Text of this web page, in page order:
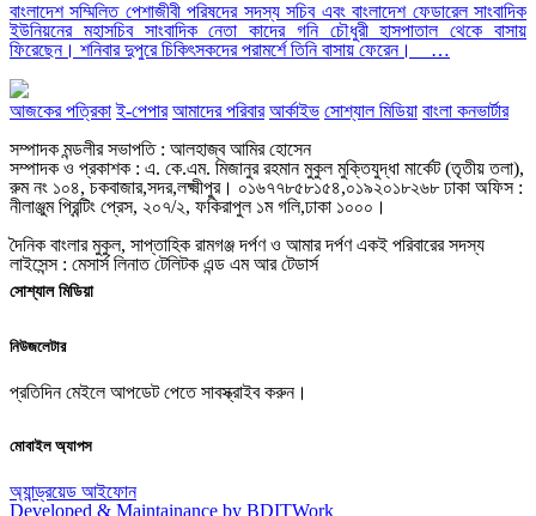
বাংলাদেশ সম্মিলিত পেশাজীবী পরিষদের সদস্য সচিব এবং বাংলাদেশ ফেডারেল সাংবাদিক
ইউনিয়নের মহাসচিব সাংবাদিক নেতা কাদের গনি চৌধুরী হাসপাতাল থেকে বাসায়
ফিরেছেন। শনিবার দুপুরে চিকিৎসকদের পরামর্শে তিনি বাসায় ফেরেন। …
আজকের পত্রিকা ই-পেপার আমাদের পরিবার আর্কাইভ সোশ্যাল মিডিয়া বাংলা কনভার্টার
সম্পাদক মন্ডলীর সভাপতি : আলহাজ্ব আমির হোসেন
সম্পাদক ও প্রকাশক : এ. কে.এম. মিজানুর রহমান মুকুল মুক্তিযুদ্ধা মার্কেট (তৃতীয় তলা),
রুম নং ১০৪, চকবাজার,সদর,লক্ষ্মীপুর। ০১৬৭৭৮৫৮১৫৪,০১৯২০১৮২৬৮ ঢাকা অফিস :
নীলাঞ্জুম প্রিন্টিং প্রেস, ২০৭/২, ফকিরাপুল ১ম গলি,ঢাকা ১০০০।
দৈনিক বাংলার মুকুল, সাপ্তাহিক রামগঞ্জ দর্পণ ও আমার দর্পণ একই পরিবারের সদস্য
লাইসেন্স : মেসার্স লিনাত টেলিটক এন্ড এম আর টেডার্স
সোশ্যাল মিডিয়া
নিউজলেটার
প্রতিদিন মেইলে আপডেট পেতে সাবস্ক্রাইব করুন।
মোবাইল অ্যাপস
অ্যান্ড্রয়েড আইফোন
Developed & Maintainance by BDITWork